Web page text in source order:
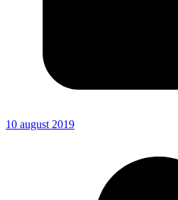
10 august 2019